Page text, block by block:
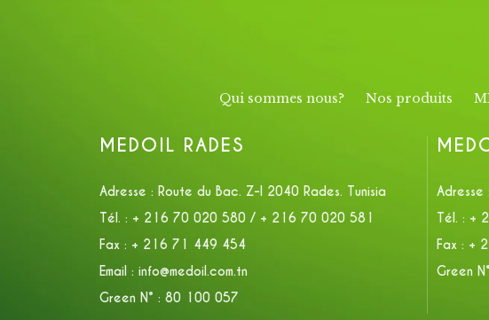
Qui sommes nous? Nos produits
MEDOIL RADES
Adresse : Route du Bac. Z-I 2040 Rades. Tunisia
Tél. : + 216 70 020 580 / + 216 70 020 581
Fax : + 216 71 449 454
Email : info@medoil.com.tn
Green N° : 80 100 057
Adresse :
Tél. : +
Fax : +
Green